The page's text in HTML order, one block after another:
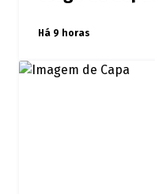
Há 9 horas